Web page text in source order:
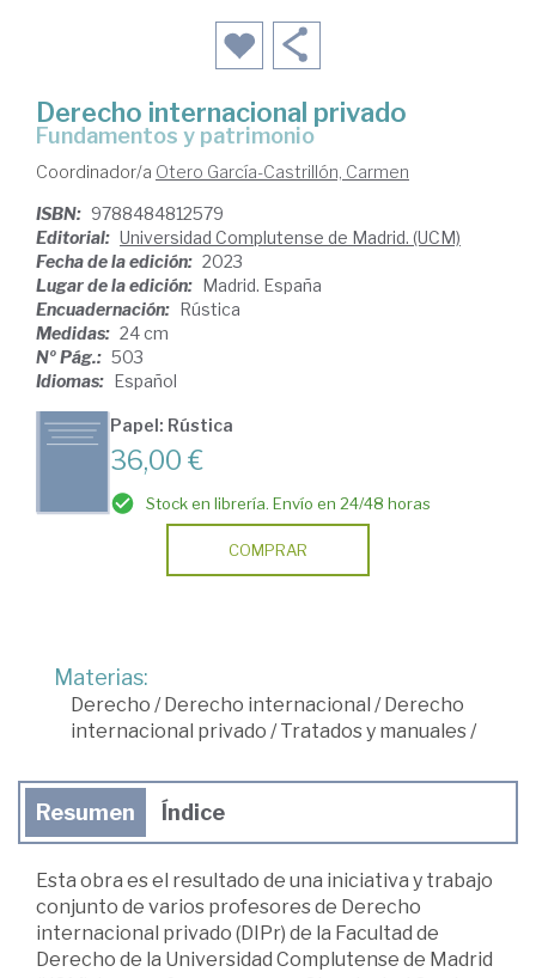
Derecho internacional privado
Fundamentos y patrimonio
Coordinador/a Otero García-Castrillón, Carmen
ISBN: 9788484812579
Editorial: Universidad Complutense de Madrid. (UCM)
Fecha de la edición: 2023
Lugar de la edición: Madrid. España
Encuadernación: Rústica
Medidas: 24 cm
Nº Pág.: 503
Idiomas: Español
Papel: Rústica
36,00 €
Stock en librería. Envío en 24/48 horas
COMPRAR
Materias:
Derecho / Derecho internacional / Derecho
internacional privado /Tratados y manuales/
Resumen Índice
Esta obra es el resultado de una iniciativa y trabajo
conjunto de varios profe­sores de Derecho
internacional privado (DIPr) de la Facultad de
Derecho de la Universidad Complutense de Madrid